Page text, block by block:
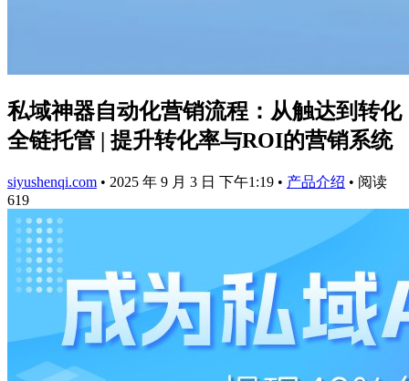
私域神器自动化营销流程：从触达到转化
全链托管 | 提升转化率与ROI的营销系统
siyushenqi.com • 2025 年 9 月 3 日 下午1:19 • 产品介绍 • 阅读
619